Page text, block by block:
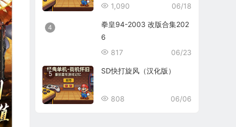
06/18
1,090
4
拳皇94-2003 改版合集202
6
06/23
817
5 SD快打旋风（汉化版）
06/06
808